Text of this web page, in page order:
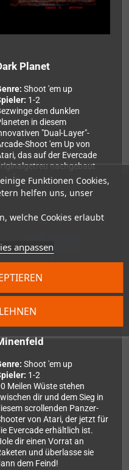
Funktionen Cookies,
helfen uns, unser
welche Cookies erlaubt
anpassen
Planet
Shoot 'em up
1-2
den dunklen
in diesem
"Dual-Layer"-
Shoot 'em Up von
das auf der Evercade
nachgebaut
Shoot 'em up
1-2
Meilen Wüste stehen
dir und dem Sieg in
scrollenden Panzer-
von Atari, der jetzt für
Evercade erhältlich ist.
dir einen Vorrat an
und überlasse sie
dem Feind!